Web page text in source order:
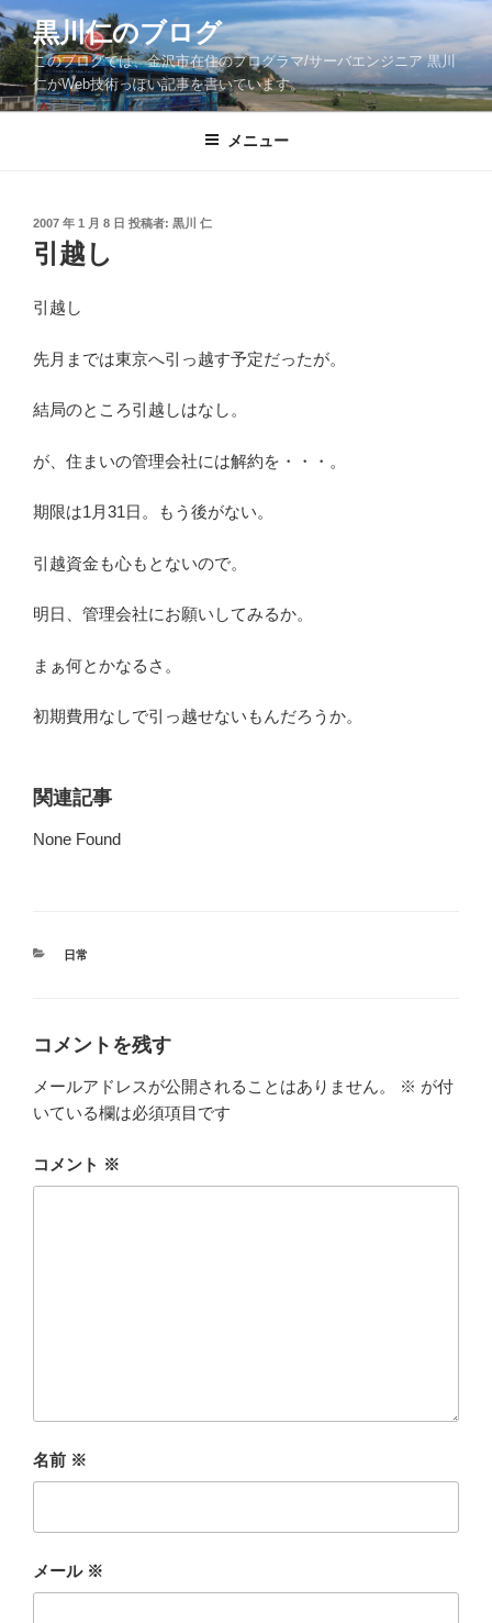
コ
ン
テ
ン
ツ
黒川仁のブログ
このブログでは、金沢市在住のプログラマ/サーバエンジニア 黒川
仁がWeb技術っぽい記事を書いています。
メニュー
投
稿
日:
2007 年 1 月 8 日 投稿者: 黒川 仁
引越し
引越し
先月までは東京へ引っ越す予定だったが。
結局のところ引越しはなし。
が、住まいの管理会社には解約を・・・。
期限は1月31日。もう後がない。
引越資金も心もとないので。
明日、管理会社にお願いしてみるか。
まぁ何とかなるさ。
初期費用なしで引っ越せないもんだろうか。
関連記事
None Found
カ
日常
コメントを残す
メールアドレスが公開されることはありません。 ※ が付
いている欄は必須項目です
コメント ※
名前 ※
メール ※